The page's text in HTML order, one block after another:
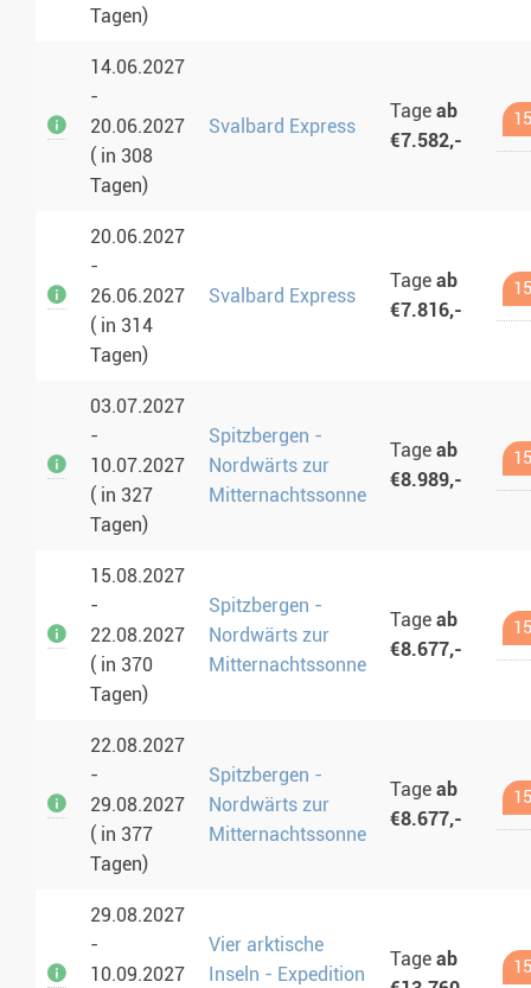
Tagen)
14.06.2027
-
20.06.2027
( in 308
Tagen)
Svalbard Express
Tage ab
€7.582,-
20.06.2027
-
26.06.2027
( in 314
Tagen)
Svalbard Express
Tage ab
€7.816,-
03.07.2027
-
10.07.2027
( in 327
Tagen)
Spitzbergen -
Nordwärts zur
Mitternachtssonne
Tage ab
€8.989,-
15.08.2027
-
22.08.2027
( in 370
Tagen)
Spitzbergen -
Nordwärts zur
Mitternachtssonne
Tage ab
€8.677,-
22.08.2027
-
29.08.2027
( in 377
Tagen)
Spitzbergen -
Nordwärts zur
Mitternachtssonne
Tage ab
€8.677,-
29.08.2027
-
10.09.2027
Vier arktische
Inseln - Expedition
Tage ab